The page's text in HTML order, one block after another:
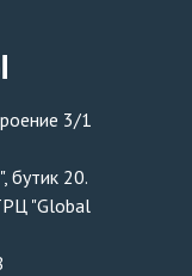
3/1
бутик 20.
"Global